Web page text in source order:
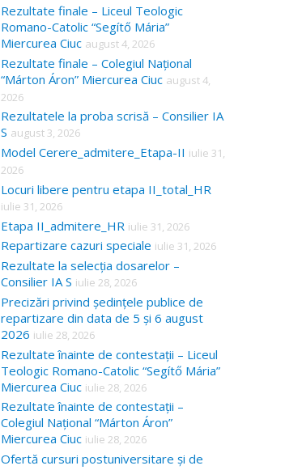
Rezultate finale – Liceul Teologic
Romano-Catolic “Segítő Mária”
Miercurea Ciuc august 4, 2026
Rezultate finale – Colegiul Național
“Márton Áron” Miercurea Ciuc august 4,
2026
Rezultatele la proba scrisă – Consilier IA
S august 3, 2026
Model Cerere_admitere_Etapa-II iulie 31,
2026
Locuri libere pentru etapa II_total_HR
iulie 31, 2026
Etapa II_admitere_HR iulie 31, 2026
Repartizare cazuri speciale iulie 31, 2026
Rezultate la selecția dosarelor –
Consilier IA S iulie 28, 2026
Precizări privind ședințele publice de
repartizare din data de 5 și 6 august
2026 iulie 28, 2026
Rezultate înainte de contestații – Liceul
Teologic Romano-Catolic “Segítő Mária”
Miercurea Ciuc iulie 28, 2026
Rezultate înainte de contestații –
Colegiul Național “Márton Áron”
Miercurea Ciuc iulie 28, 2026
Ofertă cursuri postuniversitare și de